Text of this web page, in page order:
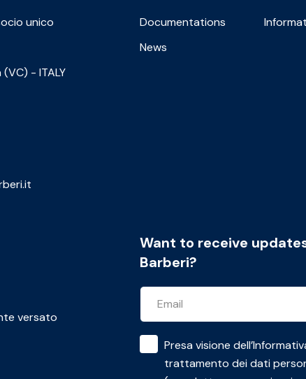
unico
- ITALY
Documentations
News
versato
Want to receive
Barberi?
Presa visione dell’
trattamento dei dati